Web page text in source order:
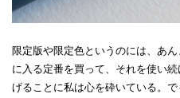
限定版や限定色というのには、あ
に入る定番を買って、それを使い
げることに私は心を砕いている。